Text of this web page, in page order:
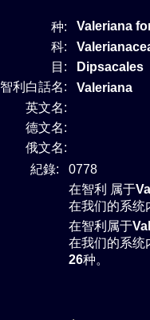
种:
Valeriana
科:
目:
Dipsacales
智利白話名:
Valeriana
英文名:
德文名:
俄文名:
紀錄:
0778
在智利 属于
在我们的系统
在智利属于
在我们的系统
26种。